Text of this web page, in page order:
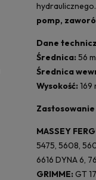
pomp,
Dane
Średnica: 56
Średnica
Wysokość: 169
Zastosowanie
MASSEY
5475, 5608,
6616 DYNA 6,
GRIMME: GT